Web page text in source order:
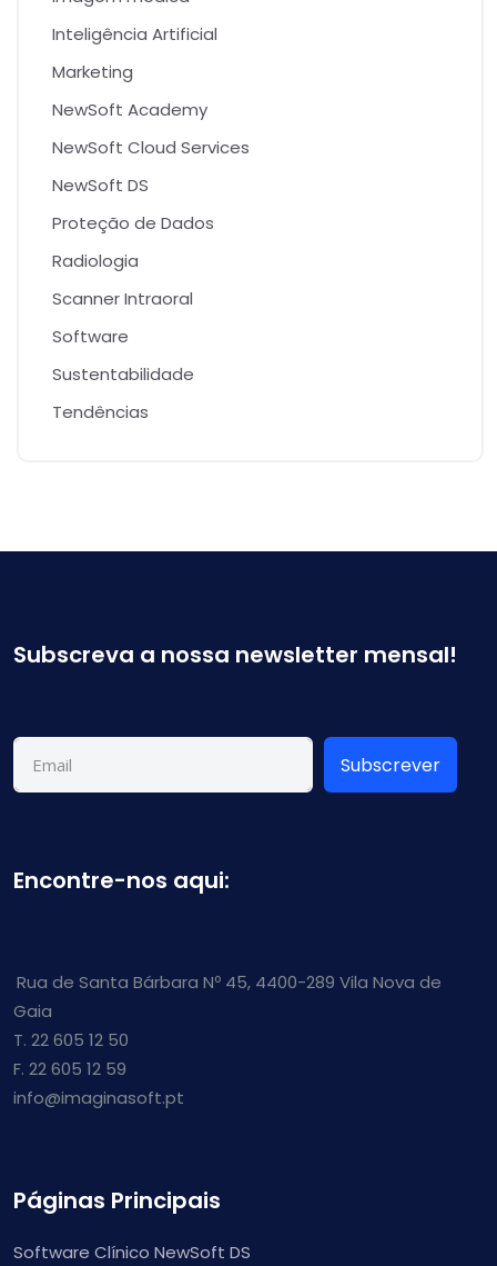
Inteligência Artificial
Marketing
NewSoft Academy
NewSoft Cloud Services
NewSoft DS
Proteção de Dados
Radiologia
Scanner Intraoral
Software
Sustentabilidade
Tendências
Subscreva a nossa newsletter mensal!
Subscrever
Encontre-nos aqui:
Rua de Santa Bárbara Nº 45, 4400-289 Vila Nova de
Gaia
T. 22 605 12 50
F. 22 605 12 59
info@imaginasoft.pt
Páginas Principais
Software Clínico NewSoft DS